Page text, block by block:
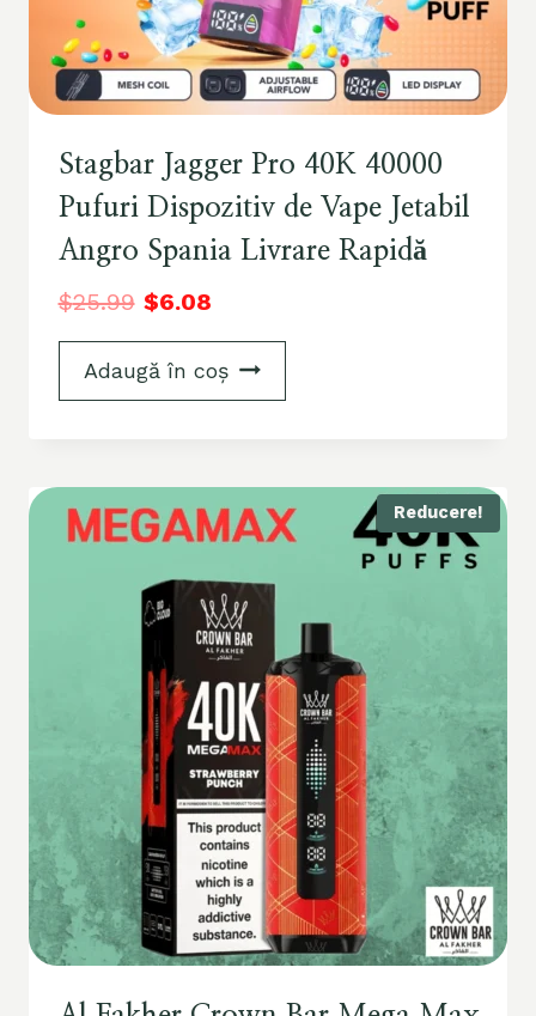
Stagbar Jagger Pro 40K 40000
Pufuri Dispozitiv de Vape Jetabil
Angro Spania Livrare Rapidă
$25.99 $6.08
Adaugă în coș
Reducere!